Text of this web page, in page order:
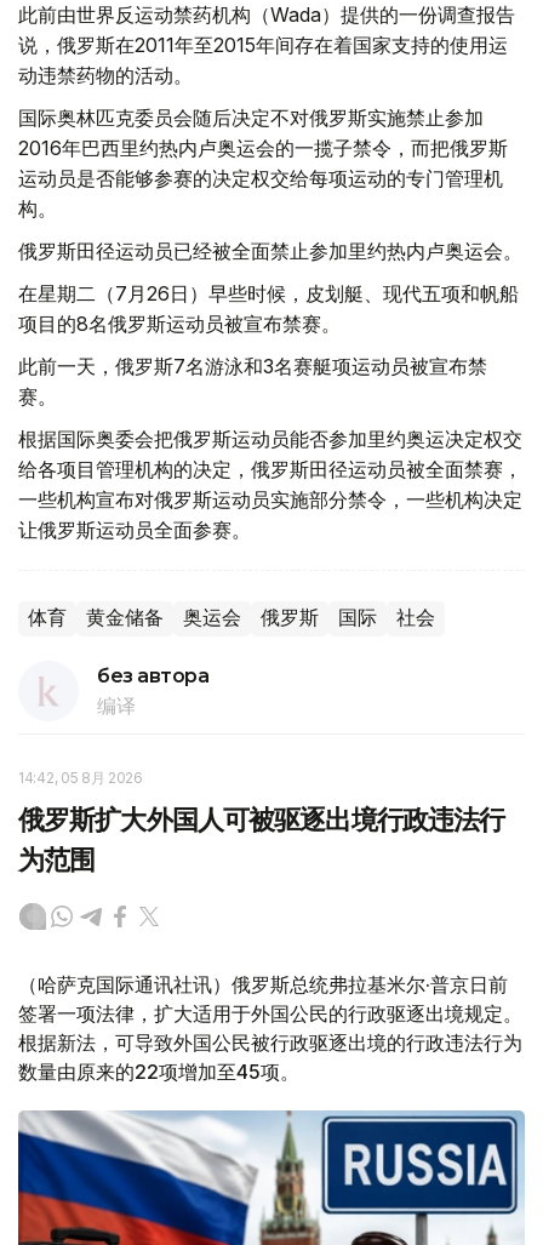
此前由世界反运动禁药机构（Wada）提供的一份调查报告
说，俄罗斯在2011年至2015年间存在着国家支持的使用运
动违禁药物的活动。
国际奥林匹克委员会随后决定不对俄罗斯实施禁止参加
2016年巴西里约热内卢奥运会的一揽子禁令，而把俄罗斯
运动员是否能够参赛的决定权交给每项运动的专门管理机
构。
俄罗斯田径运动员已经被全面禁止参加里约热内卢奥运会。
在星期二（7月26日）早些时候，皮划艇、现代五项和帆船
项目的8名俄罗斯运动员被宣布禁赛。
此前一天，俄罗斯7名游泳和3名赛艇项运动员被宣布禁
赛。
根据国际奥委会把俄罗斯运动员能否参加里约奥运决定权交
给各项目管理机构的决定，俄罗斯田径运动员被全面禁赛，
一些机构宣布对俄罗斯运动员实施部分禁令，一些机构决定
让俄罗斯运动员全面参赛。
体育 黄金储备 奥运会 俄罗斯 国际 社会
без автора
编译
14:42, 05 8月 2026
俄罗斯扩大外国人可被驱逐出境行政违法行
为范围
（哈萨克国际通讯社讯）俄罗斯总统弗拉基米尔·普京日前
签署一项法律，扩大适用于外国公民的行政驱逐出境规定。
根据新法，可导致外国公民被行政驱逐出境的行政违法行为
数量由原来的22项增加至45项。